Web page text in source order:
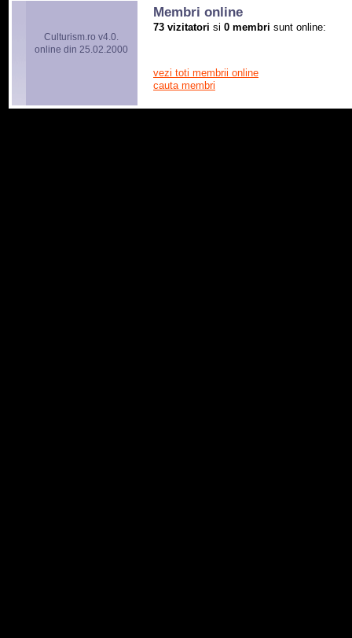
Culturism.ro v4.0.
online din 25.02.2000
Membri online
73 vizitatori si 0 membri sunt online:
vezi toti membrii online
cauta membri